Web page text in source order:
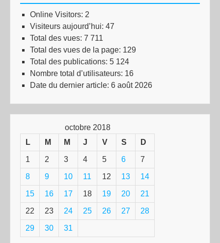
Online Visitors: 2
Visiteurs aujourd’hui: 47
Total des vues: 7 711
Total des vues de la page: 129
Total des publications: 5 124
Nombre total d’utilisateurs: 16
Date du dernier article: 6 août 2026
octobre 2018
L
M M J V S D
1 2 3 4 5 6 7
8 9 10 11 12 13 14
15 16 17 18 19 20 21
22 23 24 25 26 27 28
29 30 31